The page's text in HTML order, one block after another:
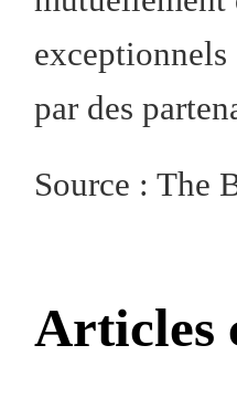
par des
Source : The
Articles